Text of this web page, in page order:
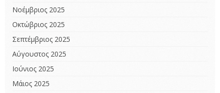
Νοέμβριος 2025
Οκτώβριος 2025
Σεπτέμβριος 2025
Αύγουστος 2025
Ιούνιος 2025
Μάιος 2025